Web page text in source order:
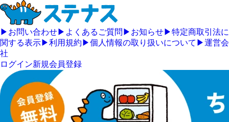
▶ お問い合わせ▶ よくあるご質問 ▶ お知らせ▶特定商取引法に
関する表示▶利用規約 ▶個人情報の取り扱いについて ▶運営会
社
ログイン新規会員登録